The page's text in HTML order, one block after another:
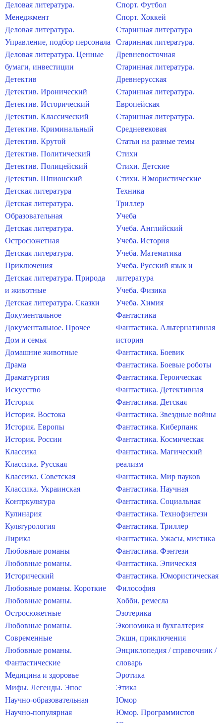
Деловая литература.
Менеджмент
Деловая литература.
Управление, подбор персонала
Деловая литература. Ценные
бумаги, инвестиции
Детектив
Детектив. Иронический
Детектив. Исторический
Детектив. Классический
Детектив. Криминальный
Детектив. Крутой
Детектив. Политический
Детектив. Полицейский
Детектив. Шпионский
Детская литература
Детская литература.
Образовательная
Детская литература.
Остросюжетная
Детская литература.
Приключения
Детская литература. Природа
и животные
Детская литература. Сказки
Документальное
Документальное. Прочее
Дом и семья
Домашние животные
Драма
Драматургия
Искусство
История
История. Востока
История. Европы
История. России
Классика
Классика. Русская
Классика. Советская
Классика. Украинская
Контркультура
Кулинария
Культурология
Лирика
Любовные романы
Любовные романы.
Исторический
Любовные романы. Короткие
Любовные романы.
Остросюжетные
Любовные романы.
Современные
Любовные романы.
Фантастические
Медицина и здоровье
Мифы. Легенды. Эпос
Научно-образовательная
Научно-популярная
Спорт. Футбол
Спорт. Хоккей
Старинная литература
Старинная литература.
Древневосточная
Старинная литература.
Древнерусская
Старинная литература.
Европейская
Старинная литература.
Средневековая
Статьи на разные темы
Стихи
Стихи. Детские
Стихи. Юмористические
Техника
Триллер
Учеба
Учеба. Английский
Учеба. История
Учеба. Математика
Учеба. Русский язык и
литература
Учеба. Физика
Учеба. Химия
Фантастика
Фантастика. Альтернативная
история
Фантастика. Боевик
Фантастика. Боевые роботы
Фантастика. Героическая
Фантастика. Детективная
Фантастика. Детская
Фантастика. Звездные войны
Фантастика. Киберпанк
Фантастика. Космическая
Фантастика. Магический
реализм
Фантастика. Мир пауков
Фантастика. Научная
Фантастика. Социальная
Фантастика. Технофэнтези
Фантастика. Триллер
Фантастика. Ужасы, мистика
Фантастика. Фэнтези
Фантастика. Эпическая
Фантастика. Юмористическая
Философия
Хобби, ремесла
Эзотерика
Экономика и бухгалтерия
Экшн, приключения
Энциклопедия / справочник /
словарь
Эротика
Этика
Юмор
Юмор. Программистов